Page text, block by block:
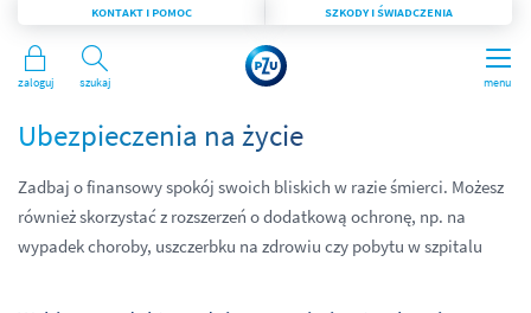
menu
Szukaj
KONTAKT I POMOC SZKODY I ŚWIADCZENIA
Zaloguj
Ubezpieczenia na życie
Zadbaj o finansowy spokój swoich bliskich w razie śmierci. Możesz
również skorzystać z rozszerzeń o dodatkową ochronę, np. na
wypadek choroby, uszczerbku na zdrowiu czy pobytu w szpitalu